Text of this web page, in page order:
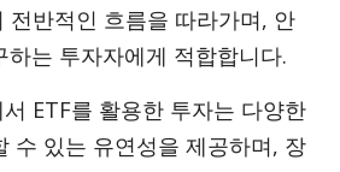
전반적인 흐름을 따라가며, 안
하는 투자자에게 적합합니다.
ETF를 활용한 투자는 다양한
수 있는 유연성을 제공하며, 장